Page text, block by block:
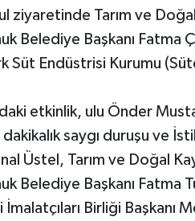
ziyaretinde Tarım ve
Belediye Başkanı Fatma
Süt Endüstrisi Kurumu
etkinlik, ulu Önder
saygı duruşu ve
Üstel, Tarım ve Doğal
Belediye Başkanı Fatma
İmalatçıları Birliği Başkanı